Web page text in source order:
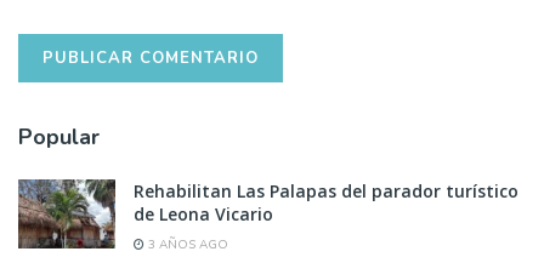
Popular
Rehabilitan Las Palapas del parador turístico
de Leona Vicario
3 AÑOS AGO